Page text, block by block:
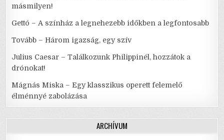
másmilyen!
Gettó – A színház a legnehezebb időkben a legfontosabb
Tovább – Három igazság, egy szív
Julius Caesar – Találkozunk Philippinél, hozzátok a
drónokat!
Mágnás Miska – Egy klasszikus operett felemelő
élménnyé zabolázása
ARCHÍVUM